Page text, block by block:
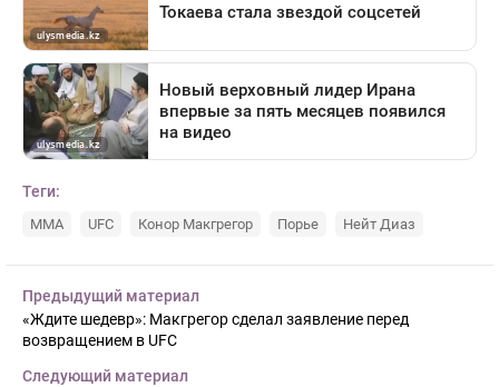
Теги:
MMA UFC Конор Макгрегор Порье Нейт Диаз
Предыдущий материал
«Ждите шедевр»: Макгрегор сделал заявление перед
возвращением в UFC
Следующий материал